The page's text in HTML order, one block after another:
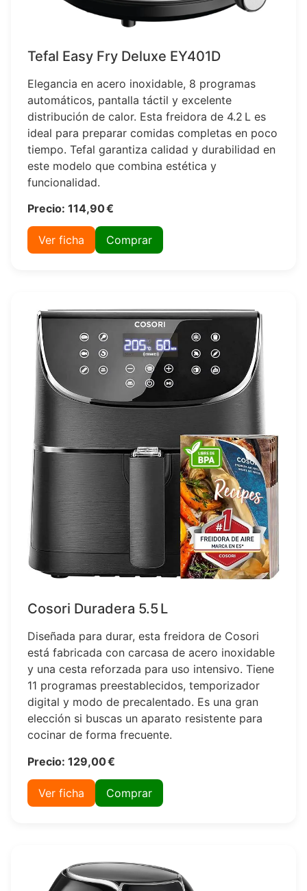
Tefal Easy Fry Deluxe EY401D
Elegancia en acero inoxidable, 8 programas
automáticos, pantalla táctil y excelente
distribución de calor. Esta freidora de 4.2 L es
ideal para preparar comidas completas en poco
tiempo. Tefal garantiza calidad y durabilidad en
este modelo que combina estética y
funcionalidad.
Precio: 114,90 €
Ver ficha Comprar
Cosori Duradera 5.5 L
Diseñada para durar, esta freidora de Cosori
está fabricada con carcasa de acero inoxidable
y una cesta reforzada para uso intensivo. Tiene
11 programas preestablecidos, temporizador
digital y modo de precalentado. Es una gran
elección si buscas un aparato resistente para
cocinar de forma frecuente.
Precio: 129,00 €
Ver ficha Comprar